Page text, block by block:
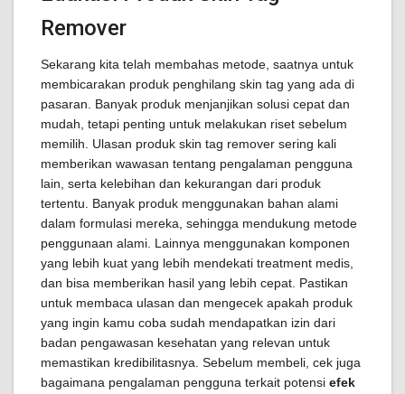
Remover
Sekarang kita telah membahas metode, saatnya untuk
membicarakan produk penghilang skin tag yang ada di
pasaran. Banyak produk menjanjikan solusi cepat dan
mudah, tetapi penting untuk melakukan riset sebelum
memilih. Ulasan produk skin tag remover sering kali
memberikan wawasan tentang pengalaman pengguna
lain, serta kelebihan dan kekurangan dari produk
tertentu. Banyak produk menggunakan bahan alami
dalam formulasi mereka, sehingga mendukung metode
penggunaan alami. Lainnya menggunakan komponen
yang lebih kuat yang lebih mendekati treatment medis,
dan bisa memberikan hasil yang lebih cepat. Pastikan
untuk membaca ulasan dan mengecek apakah produk
yang ingin kamu coba sudah mendapatkan izin dari
badan pengawasan kesehatan yang relevan untuk
memastikan kredibilitasnya. Sebelum membeli, cek juga
bagaimana pengalaman pengguna terkait potensi efek